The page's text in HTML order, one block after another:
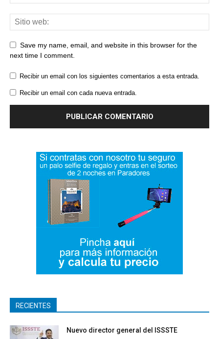
Save my name, email, and website in this browser for the
next time I comment.
Recibir un email con los siguientes comentarios a esta entrada.
Recibir un email con cada nueva entrada.
RECIENTES
Nuevo director general del ISSSTE